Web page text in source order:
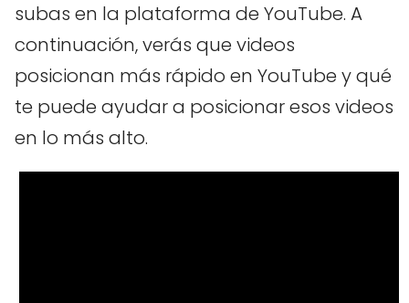
subas en la plataforma de YouTube. A
continuación, verás que videos
posicionan más rápido en YouTube y qué
te puede ayudar a posicionar esos videos
en lo más alto.